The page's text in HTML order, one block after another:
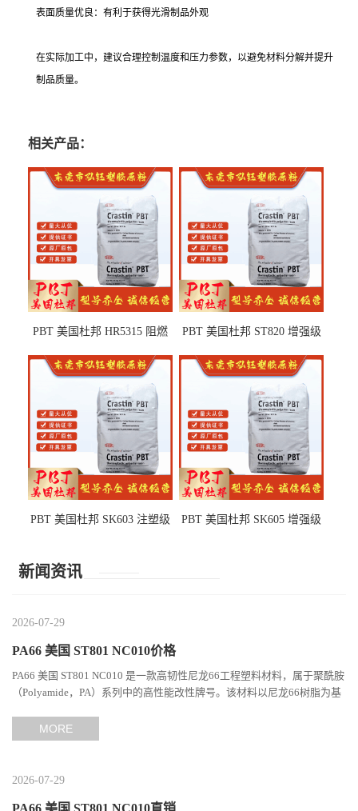
表面质量优良：有利于获得光滑制品外观
在实际加工中，建议合理控制温度和压力参数，以避免材料分解并提升
制品质量。
相关产品：
PBT 美国杜邦 HR5315 阻燃
部件
PBT 美国杜邦 ST820 增强级
PBT 美国杜邦 SK603 注塑级
PBT 美国杜邦 SK605 增强级
新闻资讯
2026-07-29
PA66 美国 ST801 NC010价格
PA66 美国 ST801 NC010 是一款高韧性尼龙66工程塑料材料，属于聚酰胺
（Polyamide，PA）系列中的高性能改性牌号。该材料以尼龙66树脂为基
MORE
2026-07-29
PA66 美国 ST801 NC010直销